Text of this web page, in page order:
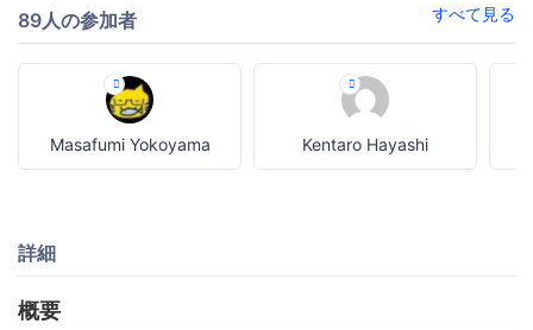
89人の参加者 すべて見る
Masafumi Yokoyama Kentaro Hayashi
詳細
概要